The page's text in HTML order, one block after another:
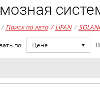
/ Поиск по авто / LIFAN /
по Цене